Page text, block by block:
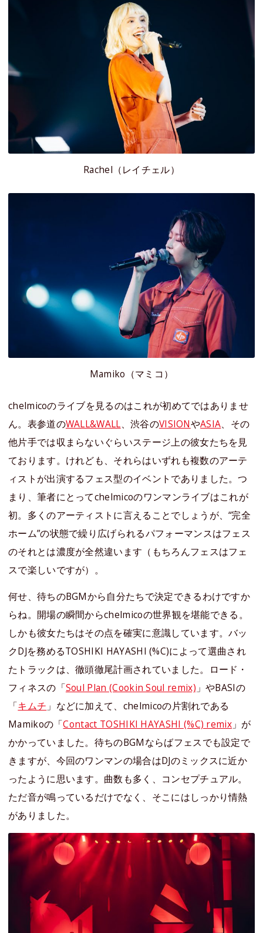
Rachel（レイチェル）
Mamiko（マミコ）
chelmicoのライブを見るのはこれが初めてではありませ
ん。表参道のWALL&WALL、渋谷のVISIONやASIA、その
他片手では収まらないぐらいステージ上の彼女たちを見
ております。けれども、それらはいずれも複数のアーテ
ィストが出演するフェス型のイベントでありました。つ
まり、筆者にとってchelmicoのワンマンライブはこれが
初。多くのアーティストに言えることでしょうが、“完全
ホーム”の状態で繰り広げられるパフォーマンスはフェス
のそれとは濃度が全然違います（もちろんフェスはフェ
スで楽しいですが）。
何せ、待ちのBGMから自分たちで決定できるわけですか
らね。開場の瞬間からchelmicoの世界観を堪能できる。
しかも彼女たちはその点を確実に意識しています。バッ
クDJを務めるTOSHIKI HAYASHI (%C)によって選曲され
たトラックは、徹頭徹尾計画されていました。ロード・
フィネスの「Soul Plan (Cookin Soul remix) 」やBASIの
「キムチ 」などに加えて、chelmicoの片割れである
Mamikoの「Contact TOSHIKI HAYASHI (%C) remix 」が
かかっていました。待ちのBGMならばフェスでも設定で
きますが、今回のワンマンの場合はDJのミックスに近か
ったように思います。曲数も多く、コンセプチュアル。
ただ音が鳴っているだけでなく、そこにはしっかり情熱
がありました。